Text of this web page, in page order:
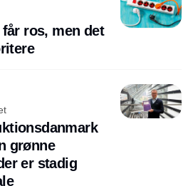
ros, men det
grønne
er stadig